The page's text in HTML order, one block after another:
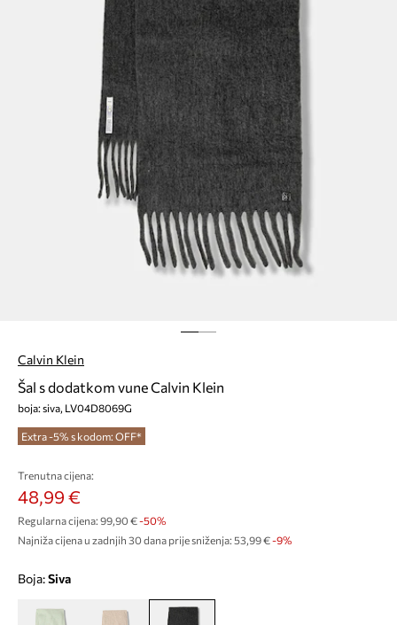
Calvin Klein
Šal s dodatkom vune Calvin Klein
boja: siva, LV04D8069G
Extra -5% s kodom: OFF*
Trenutna cijena:
48,99 €
Regularna cijena: 99,90 €-50%
Najniža cijena u zadnjih 30 dana prije sniženja: 53,99 € -9%
Boja: siva